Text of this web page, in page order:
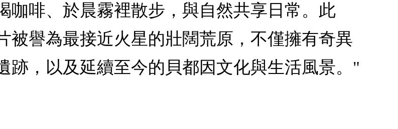
咖啡、於晨霧裡散步，與自然共享日常。此
被譽為最接近火星的壯闊荒原，不僅擁有奇異
跡，以及延續至今的貝都因文化與生活風景。"